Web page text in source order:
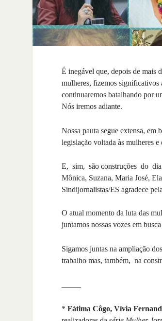
É inegável que, depois de mais
mulheres, fizemos significativos
continuaremos batalhando por
Nós iremos adiante.
Nossa pauta segue extensa, em
legislação voltada às mulheres
E, sim, são construções do dia
Mônica, Suzana, Maria José,
Sindijornalistas/ES agradece
O atual momento da luta das
juntamos nossas vozes em
Sigamos juntas na ampliação
trabalho mas, também, na
* Fátima Côgo, Vívia